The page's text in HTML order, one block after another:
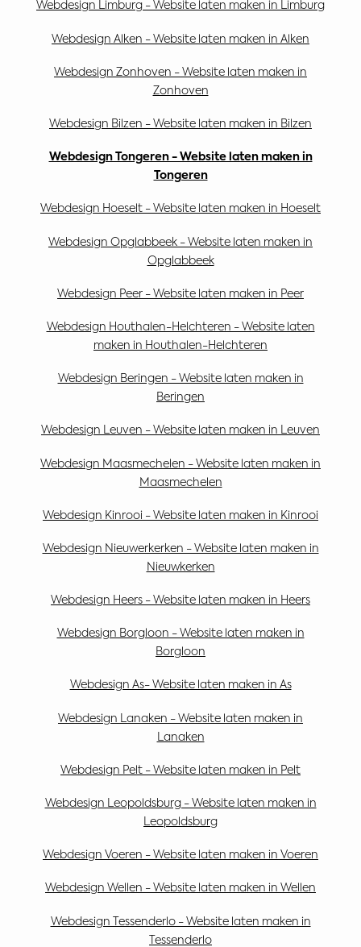
Webdesign Limburg - Website laten maken in Limburg
Webdesign Alken - Website laten maken in Alken
Webdesign Zonhoven - Website laten maken in
Zonhoven
Webdesign Bilzen - Website laten maken in Bilzen
Webdesign Tongeren - Website laten maken in
Tongeren
Webdesign Hoeselt - Website laten maken in Hoeselt
Webdesign Opglabbeek - Website laten maken in
Opglabbeek
Webdesign Peer - Website laten maken in Peer
Webdesign Houthalen-Helchteren - Website laten
maken in Houthalen-Helchteren
Webdesign Beringen - Website laten maken in
Beringen
Webdesign Leuven - Website laten maken in Leuven
Webdesign Maasmechelen - Website laten maken in
Maasmechelen
Webdesign Kinrooi - Website laten maken in Kinrooi
Webdesign Nieuwerkerken - Website laten maken in
Nieuwkerken
Webdesign Heers - Website laten maken in Heers
Webdesign Borgloon - Website laten maken in
Borgloon
Webdesign As- Website laten maken in As
Webdesign Lanaken - Website laten maken in
Lanaken
Webdesign Pelt - Website laten maken in Pelt
Webdesign Leopoldsburg - Website laten maken in
Leopoldsburg
Webdesign Voeren - Website laten maken in Voeren
Webdesign Wellen - Website laten maken in Wellen
Webdesign Tessenderlo - Website laten maken in
Tessenderlo